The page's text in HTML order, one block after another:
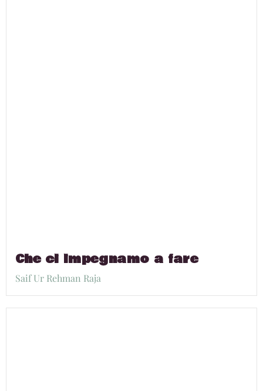
Che ci impegnamo a fare
Saif Ur Rehman Raja